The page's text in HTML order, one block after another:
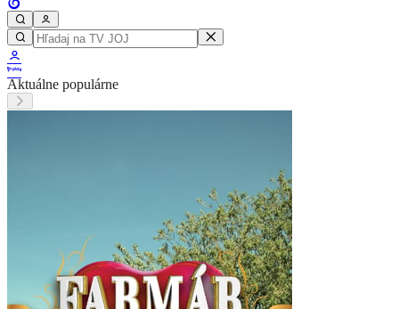
Aktuálne populárne